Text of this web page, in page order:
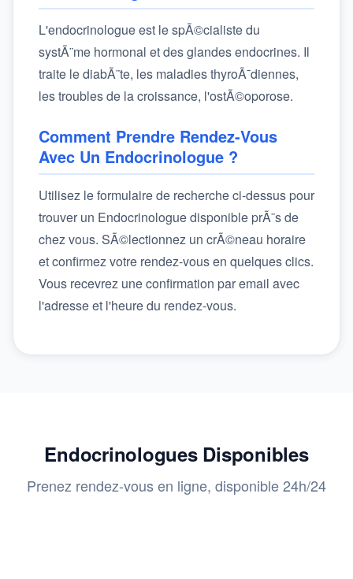
L'endocrinologue est le spÃ©cialiste du
systÃ¨me hormonal et des glandes endocrines. Il
traite le diabÃ¨te, les maladies thyroÃ¯diennes,
les troubles de la croissance, l'ostÃ©oporose.
Comment Prendre Rendez-Vous
Avec Un Endocrinologue ?
Utilisez le formulaire de recherche ci-dessus pour
trouver un Endocrinologue disponible prÃ¨s de
chez vous. SÃ©lectionnez un crÃ©neau horaire
et confirmez votre rendez-vous en quelques clics.
Vous recevrez une confirmation par email avec
l'adresse et l'heure du rendez-vous.
Endocrinologues Disponibles
Prenez rendez-vous en ligne, disponible 24h/24